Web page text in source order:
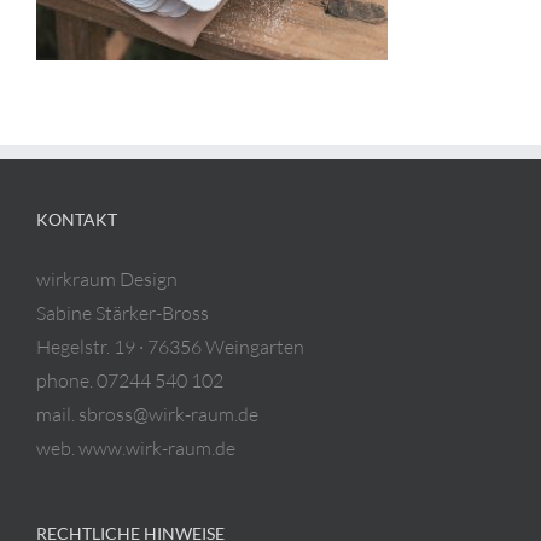
KONTAKT
wirkraum Design
Sabine Stärker-Bross
Hegelstr. 19 · 76356 Weingarten
phone. 07244 540 102
mail. sbross@wirk-raum.de
web. www.wirk-raum.de
RECHTLICHE HINWEISE